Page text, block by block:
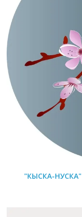
"КЫСКА-НУСКА"